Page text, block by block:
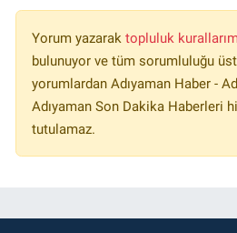
Yorum yazarak topluluk
bulunuyor ve tüm sorumluluğu
yorumlardan Adıyaman Haber -
Adıyaman Son Dakika Haberleri
tutulamaz.